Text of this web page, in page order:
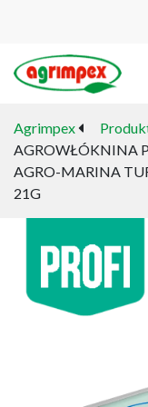
Agrimpex
AGROWŁÓKNINA
AGRO-MARINA
21G